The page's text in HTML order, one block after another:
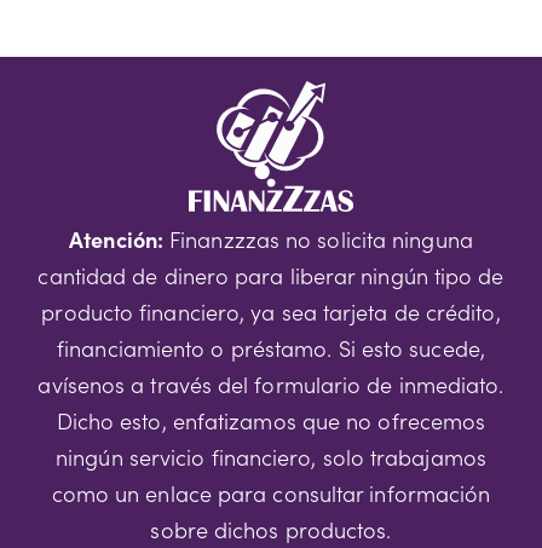
Atención: Finanzzzas no solicita ninguna
cantidad de dinero para liberar ningún tipo de
producto financiero, ya sea tarjeta de crédito,
financiamiento o préstamo. Si esto sucede,
avísenos a través del formulario de inmediato.
Dicho esto, enfatizamos que no ofrecemos
ningún servicio financiero, solo trabajamos
como un enlace para consultar información
sobre dichos productos.